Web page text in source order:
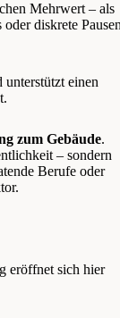
Mehrwert – als
diskrete
einen
zum Gebäude.
– sondern
Berufe oder
eröffnet sich hier